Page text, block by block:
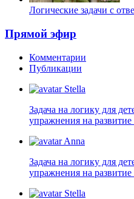
Логические задачи с
Прямой эфир
Комментарии
Публикации
Stella
Задача на логику для
упражнения на
Anna
Задача на логику для
упражнения на
Stella